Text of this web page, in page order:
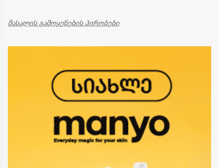
მასალის გამოყენების პირობები